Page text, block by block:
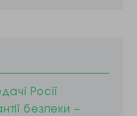
Росії
безпеки –